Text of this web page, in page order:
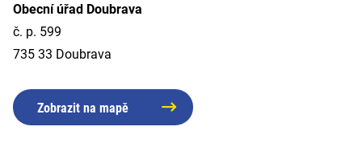
Obecní úřad Doubrava
č. p. 599
735 33 Doubrava
Zobrazit na mapě